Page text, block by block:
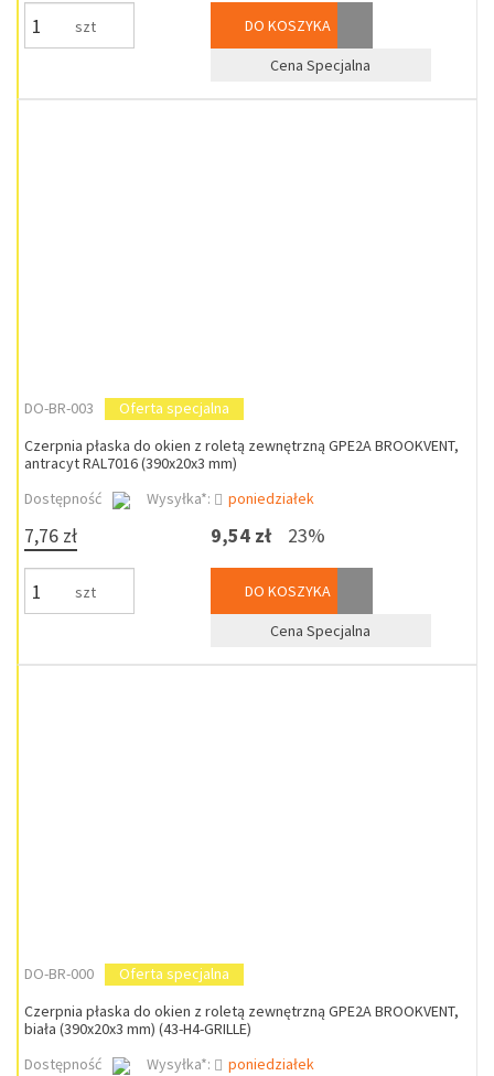
szt
DO KOSZYKA
Cena Specjalna
DO-BR-003
Oferta specjalna
Czerpnia płaska do okien z roletą zewnętrzną GPE2A BROOKVENT,
antracyt RAL7016 (390x20x3 mm)
Dostępność
Wysyłka*: poniedziałek
7,76 zł
szt
9,54 zł 23%
DO KOSZYKA
Cena Specjalna
DO-BR-000
Oferta specjalna
Czerpnia płaska do okien z roletą zewnętrzną GPE2A BROOKVENT,
biała (390x20x3 mm) (43-H4-GRILLE)
Dostępność
Wysyłka*: poniedziałek